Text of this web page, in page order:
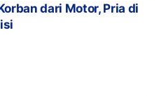
dari Motor, Pria di